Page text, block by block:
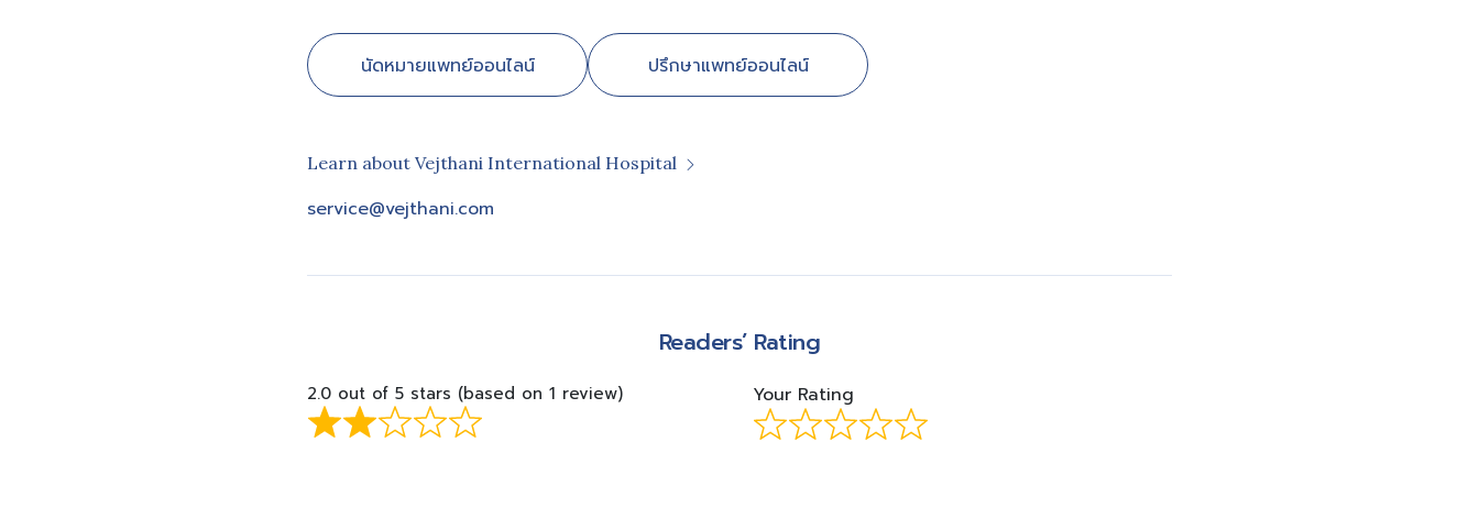
นัดหมายแพทย์ออนไลน์ ปรึกษาแพทย์ออนไลน์
Learn about Vejthani International Hospital
service@vejthani.com
Readers’ Rating
2.0 out of 5 stars (based on 1 review) Your Rating